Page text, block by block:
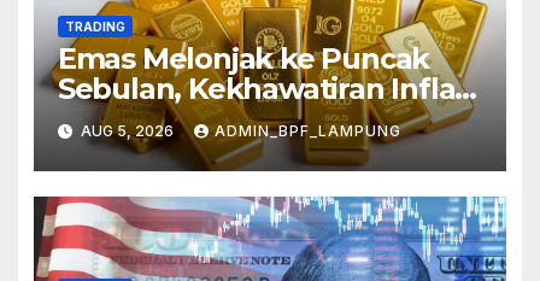
TRADING
Emas Melonjak ke Puncak
Sebulan, Kekhawatiran Inflasi
Mereda
AUG 5, 2026 ADMIN_BPF_LAMPUNG